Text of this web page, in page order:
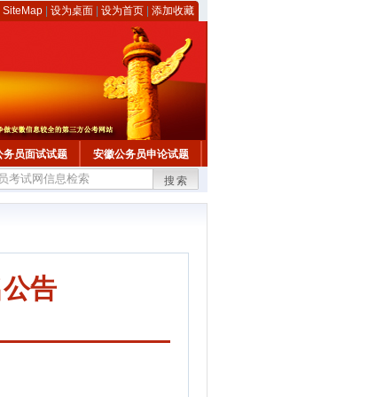
SiteMap 设为桌面 设为首页 添加收藏
务员面试试题 安徽公务员申论试题
搜索
告